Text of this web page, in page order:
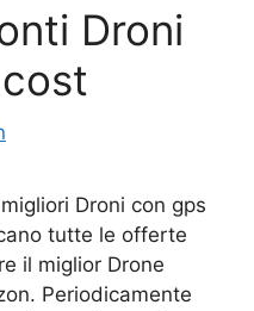
Droni
Droni con gps
tutte le offerte
il miglior Drone
Periodicamente